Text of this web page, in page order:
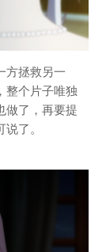
方拯救另一
整个片子唯独
做了，再要提
了。